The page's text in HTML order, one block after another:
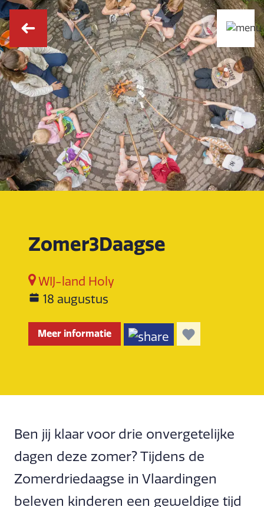
Zomer3Daagse
WIJ-land Holy
18 augustus
Meer informatie
Ben jij klaar voor drie onvergetelijke
dagen deze zomer? Tijdens de
Zomerdriedaagse in Vlaardingen
beleven kinderen een geweldige tijd